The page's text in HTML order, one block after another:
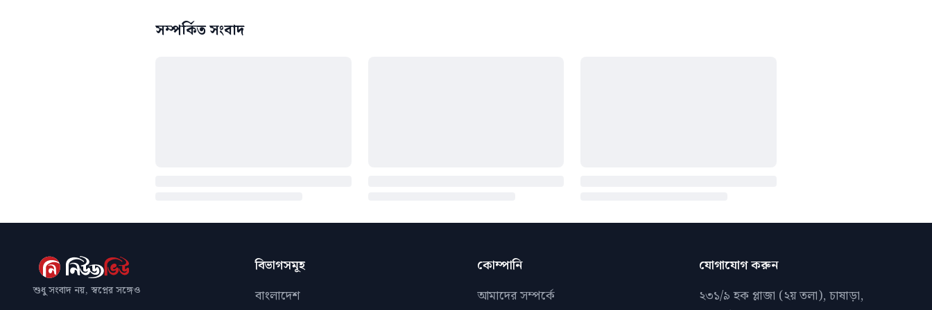
সম্পর্কিত সংবাদ
শুধু সংবাদ নয়, স্বপ্নের সঙ্গেও
বিভাগসমূহ
বাংলাদেশ
কোম্পানি
আমাদের সম্পর্কে
যোগাযোগ করুন
২৩১/৯ হক প্লাজা (২য় তলা), চাষাড়া,